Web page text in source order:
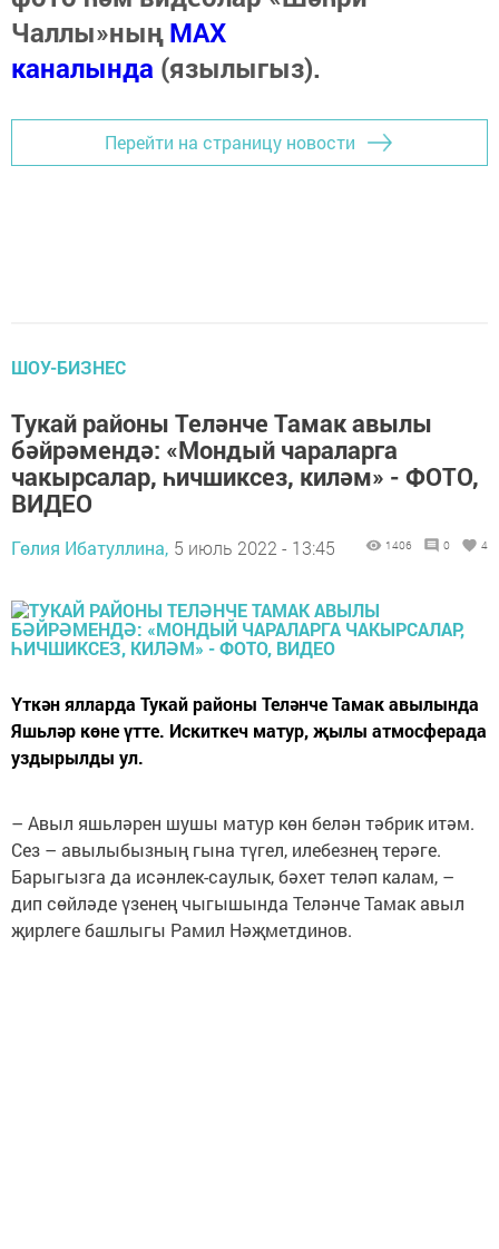
Чаллы»ныңMAX
каналында (язылыгыз).
Перейти на страницу новости
ШОУ-БИЗНЕС
Тукай районы Теләнче Тамак авылы
бәйрәмендә: «Мондый чараларга
чакырсалар, һичшиксез, киләм» - ФОТО,
ВИДЕО
Гөлия Ибатуллина, 5 июль 2022 - 13:45 1406 0 4
Үткән ялларда Тукай районы Теләнче Тамак авылында
Яшьләр көне үтте. Искиткеч матур, җылы атмосферада
уздырылды ул.
– Авыл яшьләрен шушы матур көн белән тәбрик итәм.
Сез – авылыбызның гына түгел, илебезнең терәге.
Барыгызга да исәнлек-саулык, бәхет теләп калам, –
дип сөйләде үзенең чыгышында Теләнче Тамак авыл
җирлеге башлыгы Рамил Нәҗметдинов.